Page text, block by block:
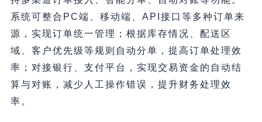
系统可整合PC端、移动端、API接口等多种订单来
源，实现订单统一管理；根据库存情况、配送区
域、客户优先级等规则自动分单，提高订单处理效
率；对接银行、支付平台，实现交易资金的自动结
算与对账，减少人工操作错误，提升财务处理效
率。